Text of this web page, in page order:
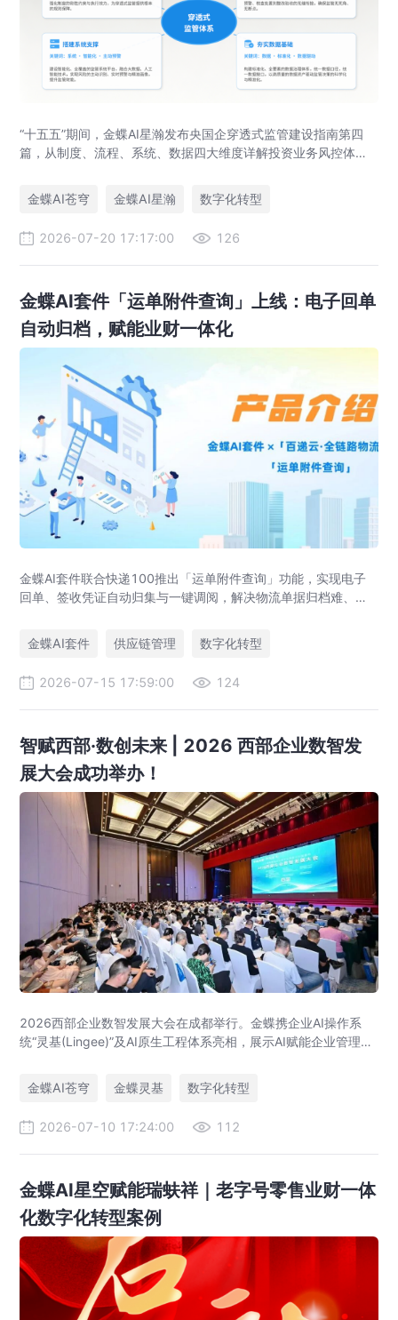
“十五五”期间，金蝶AI星瀚发布央国企穿透式监管建设指南第四
篇，从制度、流程、系统、数据四大维度详解投资业务风控体系
金蝶AI苍穹
金蝶AI星瀚 数字化转型
2026-07-20 17:17:00 126
金蝶AI套件「运单附件查询」上线：电子回单
自动归档，赋能业财一体化
金蝶AI套件联合快递100推出「运单附件查询」功能，实现电子
回单、签收凭证自动归集与一键调阅，解决物流单据归档难、审
合一。
金蝶AI套件 供应链管理 数字化转型
2026-07-15 17:59:00 124
智赋西部·数创未来 | 2026 西部企业数智发
展大会成功举办！
2026西部企业数智发展大会在成都举行。金蝶携企业AI操作系
统“灵基(Lingee)”及AI原生工程体系亮相，展示AI赋能企业管理与
金蝶AI苍穹
金蝶灵基 数字化转型
2026-07-10 17:24:00 112
金蝶AI星空赋能瑞蚨祥｜老字号零售业财一体
化数字化转型案例